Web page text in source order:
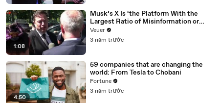
1:08
Musk’s X Is ‘the Platform With the
Largest Ratio of Misinformation or
Disinformation’ Amongst All Social
Media Platforms
Veuer
3 năm trước
4:50
59 companies that are changing the
world: From Tesla to Chobani
Fortune
3 năm trước